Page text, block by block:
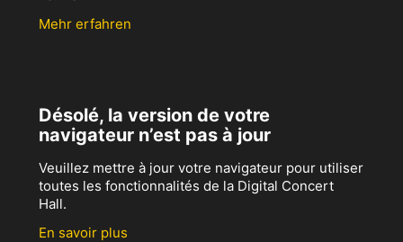
Mehr erfahren
Désolé, la version de votre
navigateur n’est pas à jour
Veuillez mettre à jour votre navigateur pour utiliser
toutes les fonctionnalités de la Digital Concert
Hall.
En savoir plus